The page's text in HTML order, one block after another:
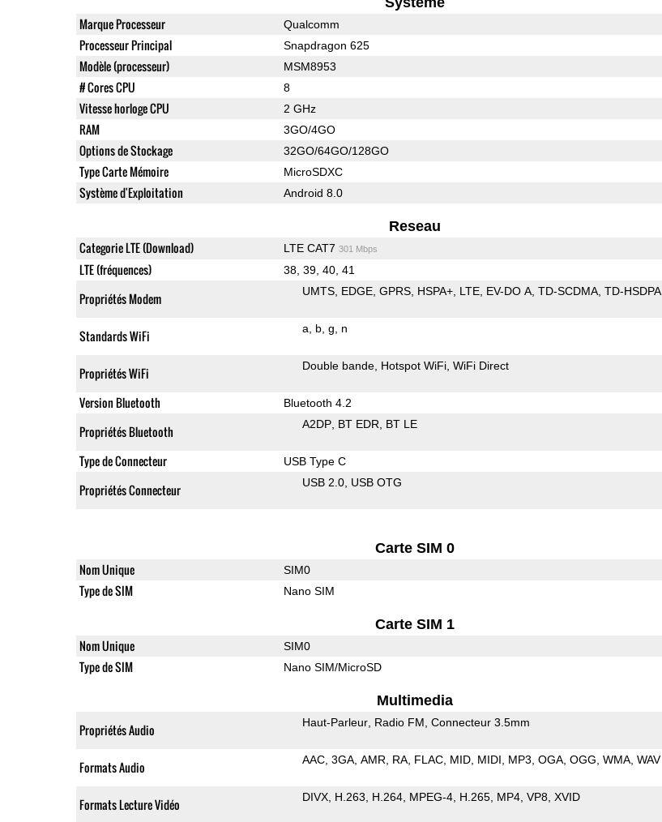
Marque Processeur Qualcomm
Processeur Principal Snapdragon 625
Modèle (processeur) MSM8953
# Cores CPU 8
Vitesse horloge CPU 2 GHz
RAM 3GO/4GO
Options de Stockage 32GO/64GO/128GO
Type Carte Mémoire MicroSDXC
Système d'Exploitation Android 8.0
Reseau
Categorie LTE (Download) LTE CAT7 301 Mbps
LTE (fréquences) 38, 39, 40, 41
Propriétés Modem UMTS EDGE GPRS HSPA+ LTE EV-DO A TD-SCDMA TD-HSDPA
Standards WiFi a b g n
Propriétés WiFi Double bande Hotspot WiFi WiFi Direct
Version Bluetooth Bluetooth 4.2
Propriétés Bluetooth A2DP BT EDR BT LE
Type de Connecteur USB Type C
Propriétés Connecteur USB 2.0 USB OTG
Carte SIM 0
Nom Unique SIM0
Type de SIM Nano SIM
Carte SIM 1
Nom Unique SIM0
Type de SIM Nano SIM/MicroSD
Multimedia
Propriétés Audio Haut-Parleur Radio FM Connecteur 3.5mm
Formats Audio AAC 3GA AMR RA FLAC MID MIDI MP3 OGA OGG WMA WAV
Formats Lecture Vidéo DIVX H.263 H.264 MPEG-4 H.265 MP4 VP8 XVID